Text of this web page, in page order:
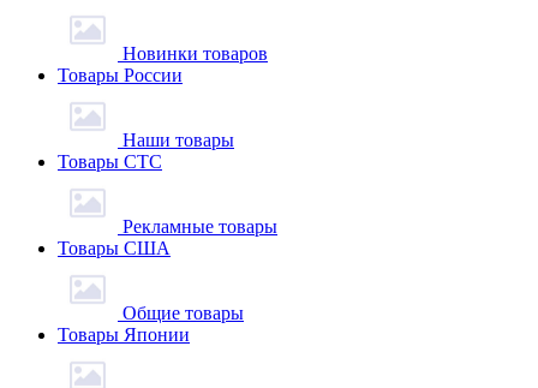
Новинки товаров
Товары России
Наши товары
Товары СТС
Рекламные товары
Товары США
Общие товары
Товары Японии